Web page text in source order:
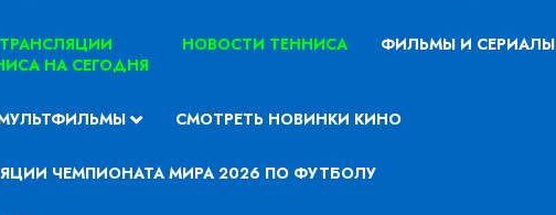
ТРАНСЛЯЦИИ
НА СЕГОДНЯ
НОВОСТИ ТЕННИСА ФИЛЬМЫ И СЕРИАЛЫ
СМОТРЕТЬ НОВИНКИ КИНО
ЧЕМПИОНАТА МИРА 2026 ПО ФУТБОЛУ